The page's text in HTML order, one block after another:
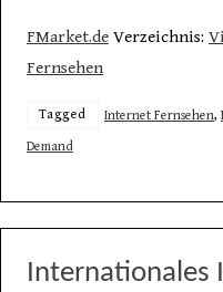
FMarket.deVerzeichnis:
Fernsehen
Tagged Internet Fernsehen,
Demand
Internationales